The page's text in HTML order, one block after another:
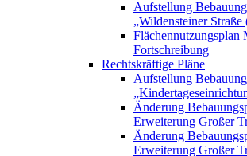
Aufstellung
„Wildensteiner
Flächennutzungsplan
Fortschreibung
Rechtskräftige Pläne
Aufstellung
Änderung
Erweiterung Großer
Änderung
Erweiterung Großer